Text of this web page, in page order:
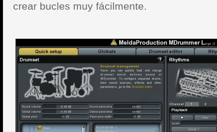
crear bucles muy fácilmente.